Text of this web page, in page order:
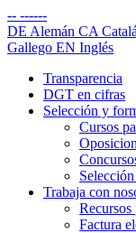
-- ------
DE Alemán CA
Gallego EN Inglés
Transparencia
DGT en cifras
Selección y
Cursos
Trabaja con
Recursos
Factura